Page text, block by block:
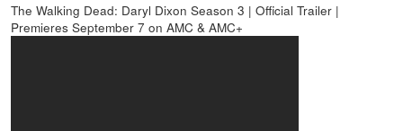
The Walking Dead: Daryl Dixon Season 3 | Official Trailer |
Premieres September 7 on AMC & AMC+